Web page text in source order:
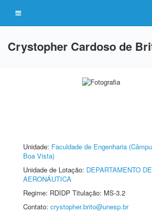
Crystopher Cardoso de
Unidade: Faculdade de Engenharia
Boa Vista)
Unidade de Lotação: DEPARTAMENTO
AERONÁUTICA
Regime: RDIDP Titulação: MS-3.2
Contato: crystopher.brito@unesp.br